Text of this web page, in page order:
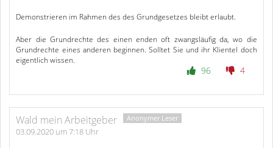
Demonstrieren im Rahmen des des Grundgesetzes bleibt erlaubt.
Aber die Grundrechte des einen enden oft zwangsläufig da, wo die
Grundrechte eines anderen beginnen. Solltet Sie und ihr Klientel doch
eigentlich wissen.
96 4
Wald mein Arbeitgeber
03.09.2020 um 7:18 Uhr